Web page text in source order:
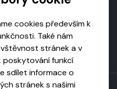
cookies především k
Také nám
stránek a v
poskytování funkcí
sdílet informace o
stránek s našimi